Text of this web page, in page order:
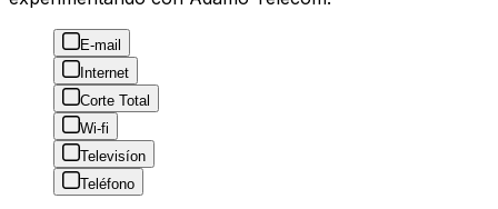
E-mail
Internet
Corte Total
Wi-fi
Televisíon
Teléfono